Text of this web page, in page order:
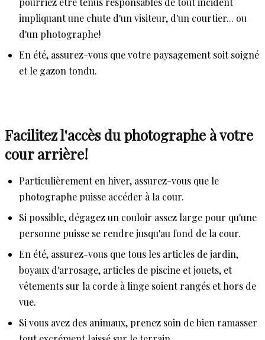
impliquant une chute d'un visiteur, d'un courtier... ou
d'un photographe!
En été, assurez-vous que votre paysagement soit soigné
et le gazon tondu.
Facilitez l'accès du photographe à votre
cour arrière!
Particulièrement en hiver, assurez-vous que le
photographe puisse accéder à la cour.
Si possible, dégagez un couloir assez large pour qu'une
personne puisse se rendre jusqu'au fond de la cour.
En été, assurez-vous que tous les articles de jardin,
boyaux d'arrosage, articles de piscine et jouets, et
vêtements sur la corde à linge soient rangés et hors de
vue.
Si vous avez des animaux, prenez soin de bien ramasser